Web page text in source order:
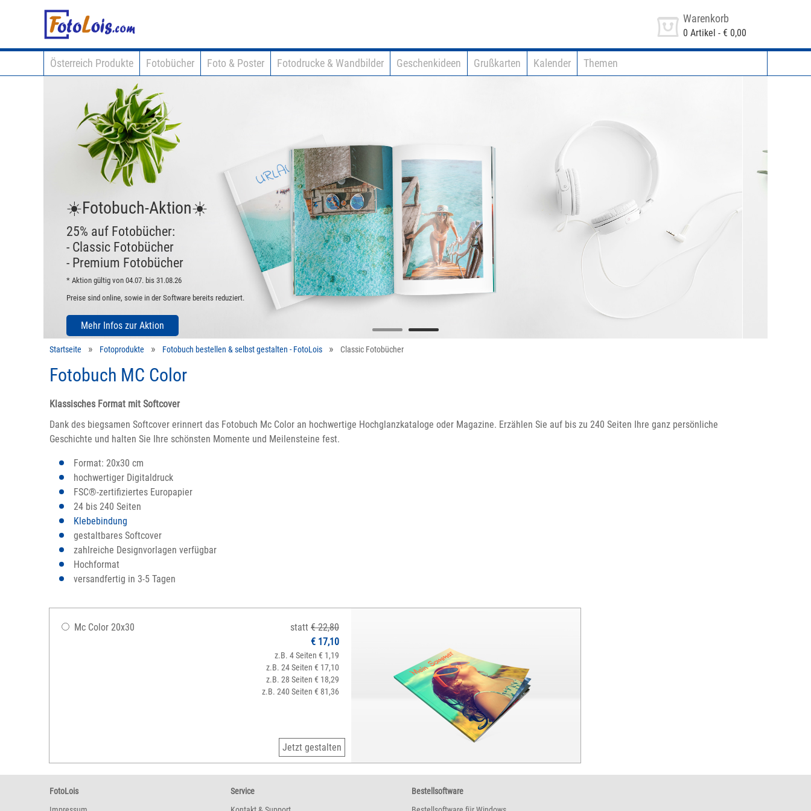
Warenkorb
0 Artikel - € 0,00
Österreich Produkte Fotobücher Foto & Poster Fotodrucke & Wandbilder Geschenkideen Grußkarten Kalender Themen
Aktion☀️
Fotobücher:
Fotobücher
Fotobücher
von 04.07. bis 31.08.26
online, sowie in der Software bereits reduziert.
Startseite Fotoprodukte Fotobuch bestellen & selbst gestalten - FotoLois Classic Fotobücher
Fotobuch MC Color
Klassisches Format mit Softcover
Dank des biegsamen Softcover erinnert das Fotobuch Mc Color an hochwertige Hochglanzkataloge oder Magazine. Erzählen Sie auf bis zu 240 Seiten Ihre ganz persönliche
Geschichte und halten Sie Ihre schönsten Momente und Meilensteine fest.
Format: 20x30 cm
hochwertiger Digitaldruck
FSC®-zertifiziertes Europapier
24 bis 240 Seiten
Klebebindung
gestaltbares Softcover
zahlreiche Designvorlagen verfügbar
Hochformat
versandfertig in 3-5 Tagen
Mc Color 20x30 statt € 22,80
€ 17,10
z.B. 4 Seiten € 1,19
z.B. 24 Seiten € 17,10
z.B. 28 Seiten € 18,29
z.B. 240 Seiten € 81,36
Jetzt gestalten
FotoLois
Service
Bestellsoftware